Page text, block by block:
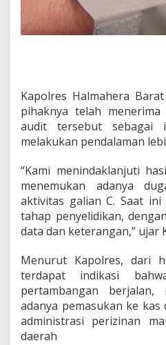
C
,
P
o
l
i
L
a
u
k
n
P
e
n
y
e
Kapolres Halmahera
pihaknya telah
audit tersebut sebagai
melakukan pendalaman
“Kami menindaklanjuti
menemukan adanya
aktivitas galian C. Saat
tahap penyelidikan,
data dan keterangan,” ujar
Menurut Kapolres, dari
terdapat indikasi
pertambangan
adanya pemasukan ke
administrasi perizinan
daerah